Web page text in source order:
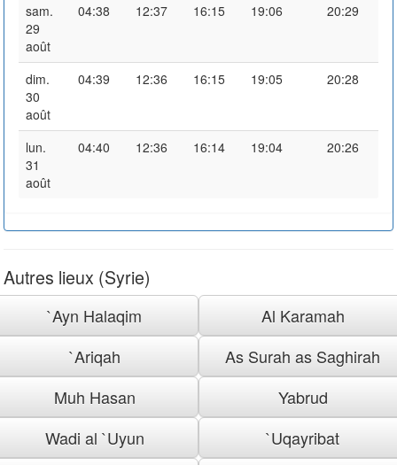
sam.
29
août
04:38 12:37 16:15 19:06 20:29
dim.
30
août
04:39 12:36 16:15 19:05 20:28
lun.
31
août
04:40 12:36 16:14 19:04 20:26
Autres lieux (Syrie)
`Ayn Halaqim
Al Karamah
`Ariqah
As Surah as Saghirah
Muh Hasan
Yabrud
Wadi al `Uyun
`Uqayribat